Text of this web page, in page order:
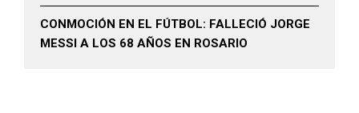
CONMOCIÓN EN EL FÚTBOL: FALLECIÓ JORGE
MESSI A LOS 68 AÑOS EN ROSARIO